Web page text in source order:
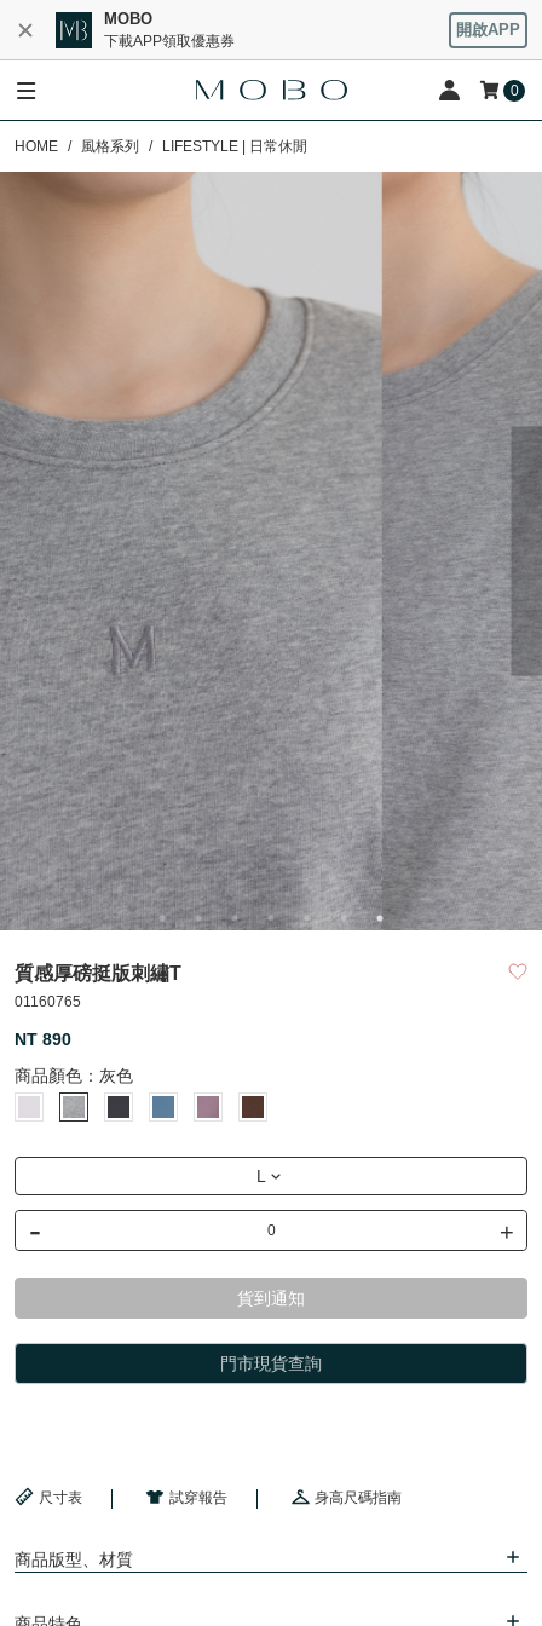
MOBO
下載APP領取優惠券
開啟APP
0
HOME 風格系列 LIFESTYLE | 日常休閒
質感厚磅挺版刺繡T
01160765
NT 890
商品顏色： 灰色
L
- +
貨到通知
門市現貨查詢
尺寸表 試穿報告 身高尺碼指南
商品版型、材質